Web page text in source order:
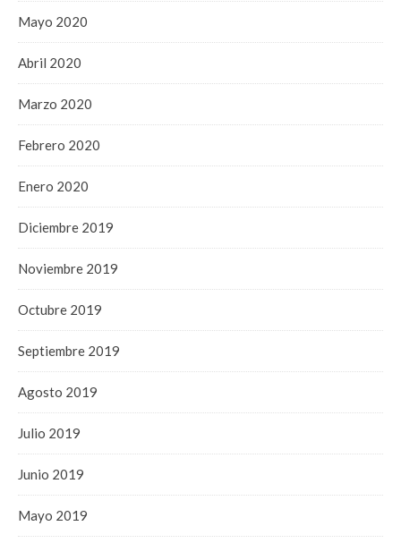
Mayo 2020
Abril 2020
Marzo 2020
Febrero 2020
Enero 2020
Diciembre 2019
Noviembre 2019
Octubre 2019
Septiembre 2019
Agosto 2019
Julio 2019
Junio 2019
Mayo 2019